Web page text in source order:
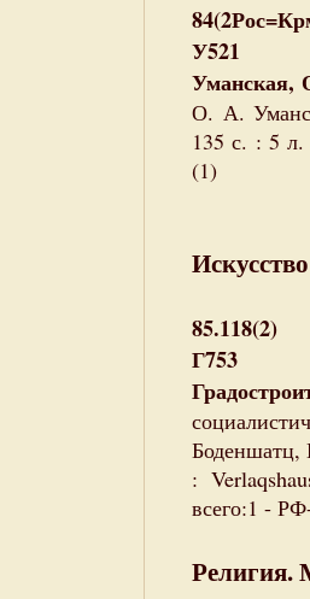
У521
Уманская,
О. А.
135 с. : 5
(1)
Искусство
85.118(2)
Г753
:
всего:1 -
Религия.